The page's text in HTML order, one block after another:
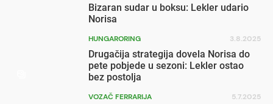
Bizaran sudar u boksu: Lekler udario
Norisa
HUNGARORING 3.8.2025
Drugačija strategija dovela Norisa do
pete pobjede u sezoni: Lekler ostao
bez postolja
VOZAČ FERRARIJA 5.7.2025